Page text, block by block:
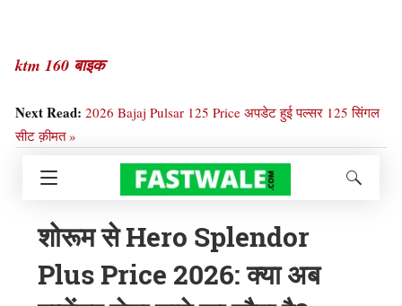
ktm 160 बाइक
Next Read: 2026 Bajaj Pulsar 125 Price अपडेट हुई पल्सर 125 सिंगल
सीट क़ीमत »